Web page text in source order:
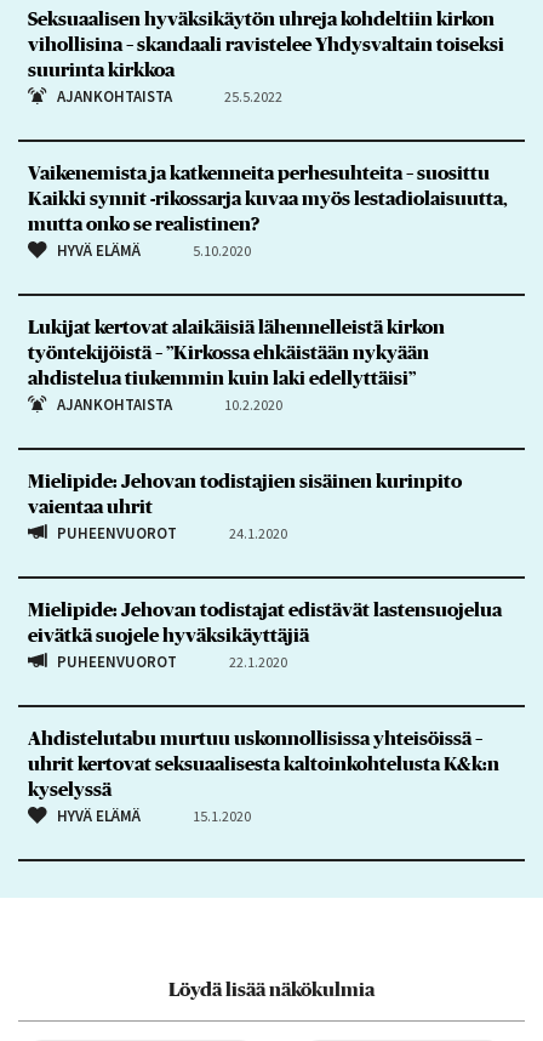
Seksuaalisen hyväksikäytön uhreja kohdeltiin kirkon
vihollisina – skandaali ravistelee Yhdysvaltain toiseksi
suurinta kirkkoa
AJANKOHTAISTA 25.5.2022
Vaikenemista ja katkenneita perhesuhteita – suosittu
Kaikki synnit -rikossarja kuvaa myös lestadiolaisuutta,
mutta onko se realistinen?
HYVÄ ELÄMÄ 5.10.2020
Lukijat kertovat alaikäisiä lähennelleistä kirkon
työntekijöistä – ”Kirkossa ehkäistään nykyään
ahdistelua tiukemmin kuin laki edellyttäisi”
AJANKOHTAISTA 10.2.2020
Mielipide: Jehovan todistajien sisäinen kurinpito
vaientaa uhrit
PUHEENVUOROT 24.1.2020
Mielipide: Jehovan todistajat edistävät lastensuojelua
eivätkä suojele hyväksikäyttäjiä
PUHEENVUOROT 22.1.2020
Ahdistelutabu murtuu uskonnollisissa yhteisöissä –
uhrit kertovat seksuaalisesta kaltoinkohtelusta K&k:n
kyselyssä
HYVÄ ELÄMÄ 15.1.2020
Löydä lisää näkökulmia